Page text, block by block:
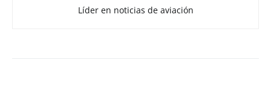
Líder en noticias de aviación